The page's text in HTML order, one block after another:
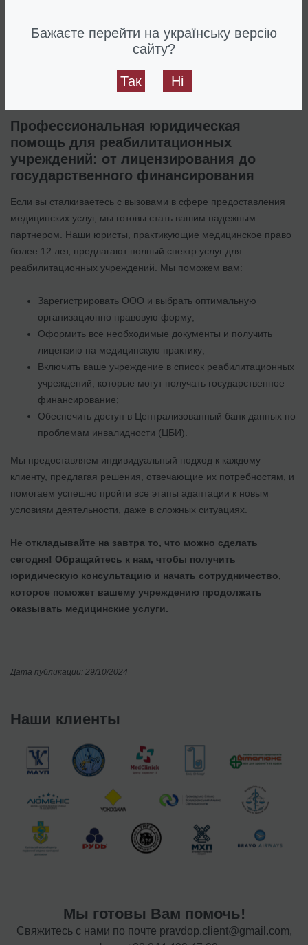
качественные услуги пациентам.
Важные изменения в лицензировании
медицинской практики во время войны: получение лицензии
на медицинскую практику в 2024 году
Профессиональная юридическая
помощь для реабилитационных
учреждений: от лицензирования до
государственного финансирования
Если вы сталкиваетесь с вызовами в сфере предоставления
медицинских услуг, мы готовы стать вашим надежным
партнером. Наши юристы, практикующие медицинское право
более 12 лет, предлагают полный спектр услуг для
реабилитационных учреждений. Мы поможем вам:
Зарегистрировать ООО и выбрать оптимальную
организационно правовую форму;
Оформить все необходимые документы и получить
лицензию на медицинскую практику;
Включить ваше учреждение в список реабилитационных
учреждений, которые могут получать государственное
финансирование;
Обеспечить доступ в Централизованный банк данных по
проблемам инвалидности (ЦБИ).
Мы предоставляем индивидуальный подход к каждому
клиенту, предлагая решения, отвечающие их потребностям, и
помогаем успешно пройти все этапы адаптации к новым
условиям деятельности, даже в сложных ситуациях.
Не откладывайте на завтра то, что можно сделать
сегодня! Обращайтесь к нам, чтобы получить
юридическую консультацию и начать сотрудничество,
которое поможет вашему учреждению продолжать
оказывать медицинские услуги.
Дата публикации: 29/10/2024
Наши клиенты
Мы готовы Вам помочь!
Свяжитесь с нами по почте pravdop.client@gmail.com,
Бажаєте перейти на українську версію
сайту?
Так Ні